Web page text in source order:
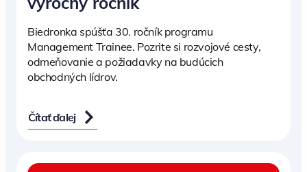
Biedronka spúšťa 30. ročník programu
Management Trainee. Pozrite si rozvojové cesty,
odmeňovanie a požiadavky na budúcich
obchodných lídrov.
Čítať ďalej